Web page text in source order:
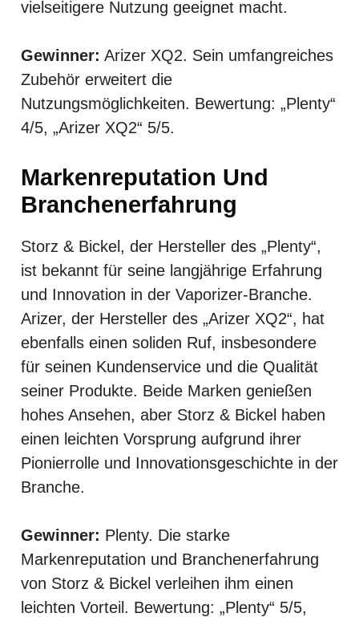
vielseitigere Nutzung geeignet macht.
Gewinner: Arizer XQ2. Sein umfangreiches
Zubehör erweitert die
Nutzungsmöglichkeiten. Bewertung: „Plenty“
4/5, „Arizer XQ2“ 5/5.
Markenreputation Und
Branchenerfahrung
Storz & Bickel, der Hersteller des „Plenty“,
ist bekannt für seine langjährige Erfahrung
und Innovation in der Vaporizer-Branche.
Arizer, der Hersteller des „Arizer XQ2“, hat
ebenfalls einen soliden Ruf, insbesondere
für seinen Kundenservice und die Qualität
seiner Produkte. Beide Marken genießen
hohes Ansehen, aber Storz & Bickel haben
einen leichten Vorsprung aufgrund ihrer
Pionierrolle und Innovationsgeschichte in der
Branche.
Gewinner: Plenty. Die starke
Markenreputation und Branchenerfahrung
von Storz & Bickel verleihen ihm einen
leichten Vorteil. Bewertung: „Plenty“ 5/5,